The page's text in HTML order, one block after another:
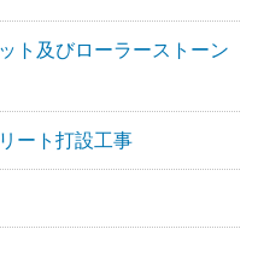
ト及びローラーストーン
ート打設工事